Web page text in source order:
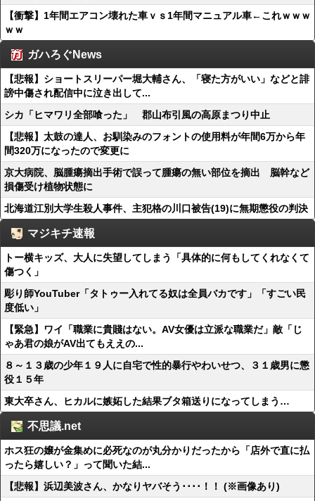
【衝撃】1年間エアコン壊れた車ｖｓ1年間マニュアル車←これｗｗｗ
ｗｗ
ガハろぐNews
【悲報】ショートスリーパー堀大輔さん、「寝た方がいい」などと誹
謗中傷され配信中に泣き出して...
シカ「ヒマワリ全部喰った」 郡山布引風の高原まつり中止
【悲報】太鼓の達人、お馴染みのフォントの使用料が年間6万から年
間320万になったので変更に
京大病院、脳腫瘍摘出手術で誤って腫瘍の無い部位を摘出 脳幹など
損傷受け植物状態に
北海道江別大学生殺人事件、主犯格の川口被告(19)に無期懲役の判決
マジキチ速報
トー横キッズ、大人に失望してしまう「具体的に何もしてくれなくて
傷つく」
彫り師YouTuber「タトゥー入れてる奴は全員バカです」「すごい民
度低い」
【緊急】ワイ「職業に貴賤はない。AV女優は立派な職業だ」敵「じ
ゃあ君の娘がAV出てもええの...
８～１３歳の少年１９人に自宅で性的暴行やわいせつ、３１歳男に懲
役１５年
東大卒さん、ヒカルに嫉妬した結果ブタ箱送りになってしまう…
不思議.net
ホス狂の嬢が金集めに必死なのが丸分かりだったから「店外で直に払
ったら嬉しい？」って聞いた結...
【悲報】浜辺美波さん、かなりヤバそう････！！ (※画像あり)